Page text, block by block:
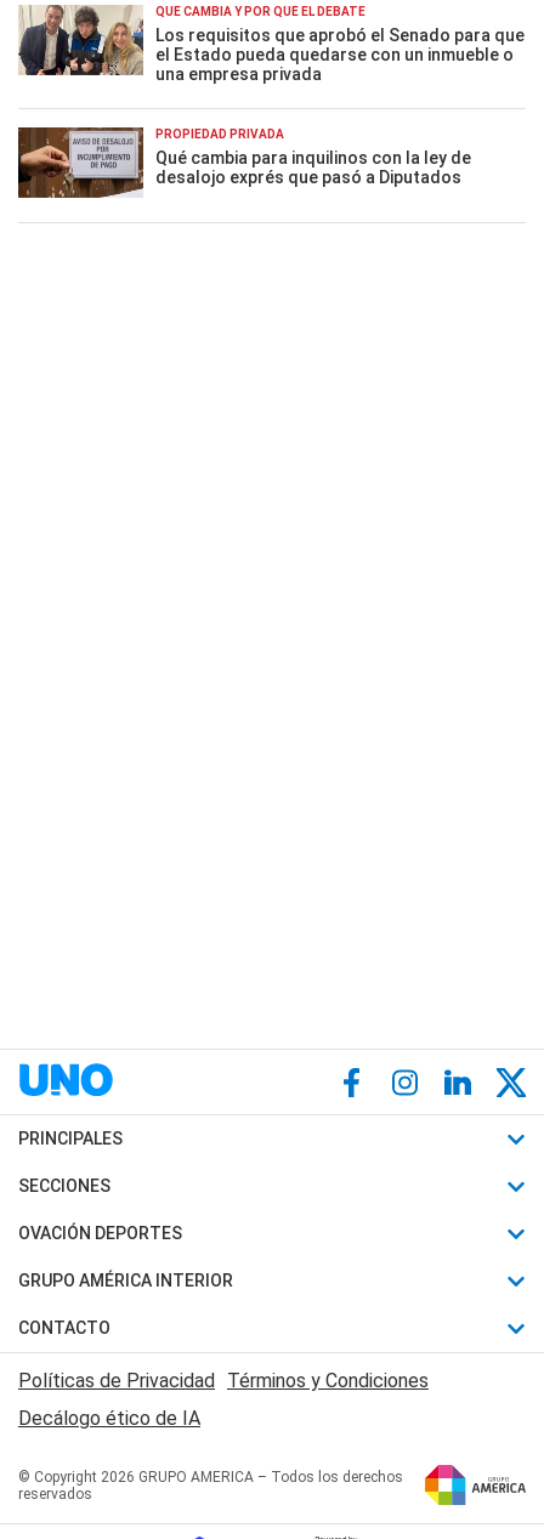
QUÉ CAMBIA Y POR QUÉ EL DEBATE
Los requisitos que aprobó el Senado para que
el Estado pueda quedarse con un inmueble o
una empresa privada
PROPIEDAD PRIVADA
Qué cambia para inquilinos con la ley de
desalojo exprés que pasó a Diputados
PRINCIPALES
Últimas Noticias
Política
Judiciales
Economia
SECCIONES
Horóscopo
Motores
Trucos caseros
Series y Películas
Edictos y Solicitadas
OVACIÓN DEPORTES
Fútbol
Mundial
Automovilismo
Rugby
Básquet
GRUPO AMÉRICA INTERIOR
Canal 7 en Vivo
San Juan 8
CONTACTO
Acerca de Nosotros
Contactanos
Políticas de Privacidad Términos y Condiciones
Decálogo ético de IA
© Copyright 2026 GRUPO AMERICA – Todos los derechos
reservados